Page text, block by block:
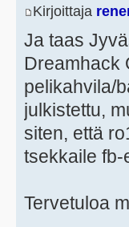
Kirjoittaja
Ja taas
Dreamhack
pelikahvila/
julkistettu,
siten, että
tsekkaile fb-
Tervetuloa